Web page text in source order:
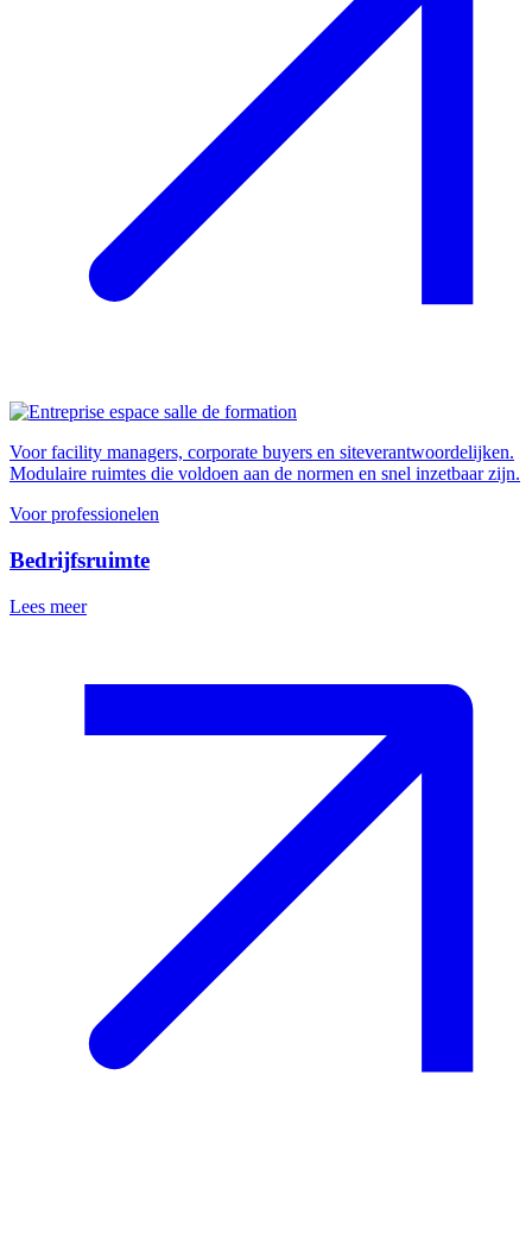
Voor facility managers, corporate buyers en siteverantwoordelijken.
Modulaire ruimtes die voldoen aan de normen en snel inzetbaar zijn.
Voor professionelen
Bedrijfsruimte
Lees meer